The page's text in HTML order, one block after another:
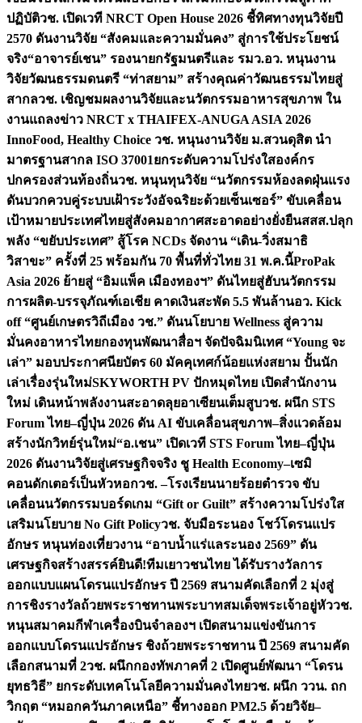
ปฏิบัติวช. เปิดเวที NRCT Open House 2026 ชี้ทิศทางทุนวิจัยปี
2570 ดันงานวิจัย “สังคมและความมั่นคง” สู่การใช้ประโยชน์
จริง“อาจารย์เชน” รองนายกรัฐมนตรีและ รมว.อว. หนุนงาน
วิจัยวัฒนธรรมดนตรี “ท่าสยาม” สร้างคุณค่าวัฒนธรรมไทยสู่
สากลวช. เชิญชมผลงานวิจัยและนวัตกรรมอาหารสุขภาพ ใน
งานแถลงข่าว NRCT x THAIFEX-ANUGA ASIA 2026
InnoFood, Healthy Choice วช. หนุนงานวิจัย ม.สวนดุสิต นำ
มาตรฐานสากล ISO 37001ยกระดับความโปร่งใสองค์กร
ปกครองส่วนท้องถิ่นวช. หนุนทุนวิจัย “นวัตกรรมห้องลดฝุ่นแรง
ดันบวกควบคู่ระบบเฝ้าระวังอัจฉริยะด้วยเซ็นเซอร์” ขับเคลื่อน
เป้าหมายประเทศไทยสู่สังคมอากาศสะอาดอย่างยั่งยืนสสส.ปลุก
พลัง “ขยับประเทศ” สู้โรค NCDs จัดงาน “เดิน-วิ่งสมาธิ
วิสาขะ” ครั้งที่ 25 พร้อมกัน 70 พื้นที่ทั่วไทย 31 พ.ค.นี้ProPak
Asia 2026 ย้ายสู่ “อิมแพ็ค เมืองทองฯ” ดันไทยสู่ฮับนวัตกรรม
การผลิต-บรรจุภัณฑ์เอเชีย คาดเงินสะพัด 5.5 พันล้านอว. Kick
off “ศูนย์เกษตรวิถีเมือง วช.” ดันนโยบาย Wellness สู่ความ
มั่นคงอาหารไทยกองทุนพัฒนาสื่อฯ จัดปัจฉิมนิเทศ “Young จะ
เล่า” มอบประกาศนียบัตร 60 มัคคุเทศก์น้อยแห่งสยาม ปั้นนัก
เล่าเรื่องรุ่นใหม่SKYWORTH PV ปักหมุดไทย เปิดสำนักงาน
ใหม่ เดินหน้าพลังงานสะอาดลุยอาเซียนเต็มสูบวช. ผนึก STS
Forum ไทย–ญี่ปุ่น 2026 ดัน AI ขับเคลื่อนสุขภาพ–สิ่งแวดล้อม
สร้างนักวิทย์รุ่นใหม่“อ.เชน” เปิดเวที STS Forum ไทย–ญี่ปุ่น
2026 ดันงานวิจัยสู่เศรษฐกิจจริง ชู Health Economy–เซมิ
คอนดักเตอร์เป็นหัวหอกวช. –โรงเรียนนายร้อยตำรวจ ขับ
เคลื่อนนวัตกรรมบอร์ดเกม “Gift or Guilt” สร้างความโปร่งใส
เสริมนโยบาย No Gift Policyวช. จับมือระนอง โชว์โดรนแปร
อักษร หนุนท่องเที่ยวงาน “อาบน้ำแร่แลระนอง 2569” ดัน
เศรษฐกิจสร้างสรรค์ยินดี!ทีมเยาวชนไทย ได้รับรางวัลการ
ออกแบบแผนโดรนแปรอักษร ปี 2569 สนามคัดเลือกที่ 2 มุ่งสู่
การชิงรางวัลถ้วยพระราชทานพระบาทสมเด็จพระเจ้าอยู่หัววช.
หนุนสมาคมกีฬาเครื่องบินจำลองฯ เปิดสนามแข่งขันการ
ออกแบบโดรนแปรอักษร ชิงถ้วยพระราชทาน ปี 2569 สนามคัด
เลือกสนามที่ 2วช. ผนึกกองทัพภาคที่ 2 เปิดศูนย์พัฒนา “โดรน
ยุทธวิธี” ยกระดับเทคโนโลยีความมั่นคงไทยวช. ผนึก ววน. ถก
วิกฤต “หมอกควันภาคเหนือ” ชี้ทางออก PM2.5 ด้วยวิจัย–